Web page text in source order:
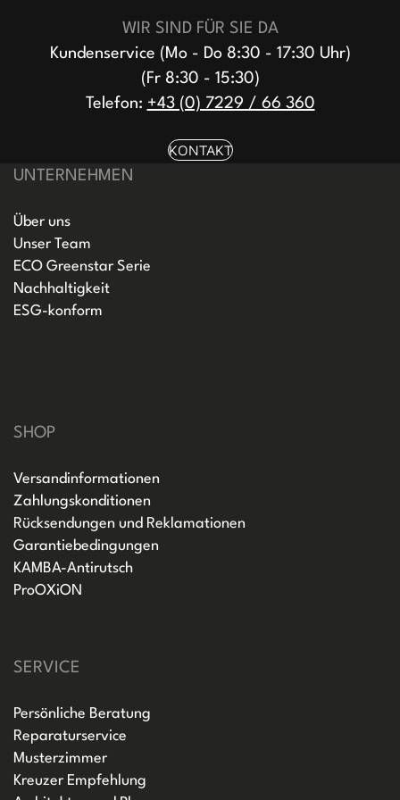
WIR SIND FÜR SIE DA
Kundenservice (Mo - Do 8:30 - 17:30 Uhr)
(Fr 8:30 - 15:30)
Telefon: +43 (0) 7229 / 66 360
KONTAKT
UNTERNEHMEN
Über uns
Unser Team
ECO Greenstar Serie
Nachhaltigkeit
ESG-konform
SHOP
Versandinformationen
Zahlungskonditionen
Rücksendungen und Reklamationen
Garantiebedingungen
KAMBA-Antirutsch
ProOXiON
SERVICE
Persönliche Beratung
Reparaturservice
Musterzimmer
Kreuzer Empfehlung